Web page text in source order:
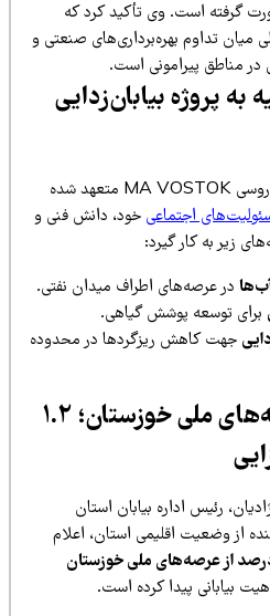
است. وی تأکید کرد که
تداوم بهره‌برداری‌های صنعتی و
پیرامونی است.
بیابان‌زدایی
بر اساس این توافق‌نامه، شرکت روسی MA VOSTOK متعهد شده
اجتماعیخود، دانش فنی و
به کار گیرد:
عرصه‌های اطراف میدان نفتی.
توسعه پوشش گیاهی.
کاهش ریزگردها در محدوده
وضعیت بحرانی عرصه‌های ملی خوزستان؛ ۱.۲
اداره بیابان استان
وضعیت اقلیمی استان، اعلام
از عرصه‌های ملی خوزستان
پیدا کرده است.